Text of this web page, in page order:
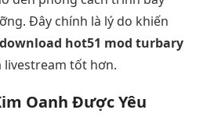
Đây chính là lý do khiến
download hot51 mod turbary
livestream tốt hơn.
Oanh Được Yêu